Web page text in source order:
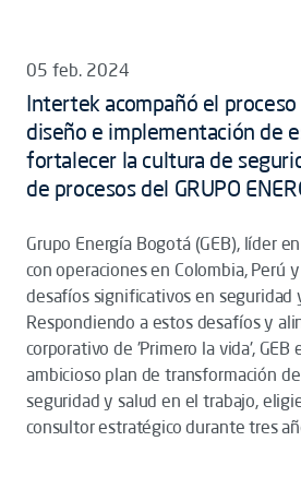
05 feb. 2024
Intertek acompañó el
diseño e implementación de
fortalecer la cultura de
de procesos del GRUPO
Grupo Energía Bogotá (GEB), líder
con operaciones en Colombia, Perú
desafíos significativos en seguridad
Respondiendo a estos desafíos y
corporativo de 'Primero la vida', GEB
ambicioso plan de transformación
seguridad y salud en el trabajo,
consultor estratégico durante tres